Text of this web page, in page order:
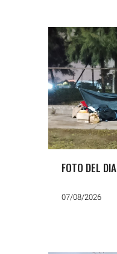
FOTO DEL DIA
07/08/2026